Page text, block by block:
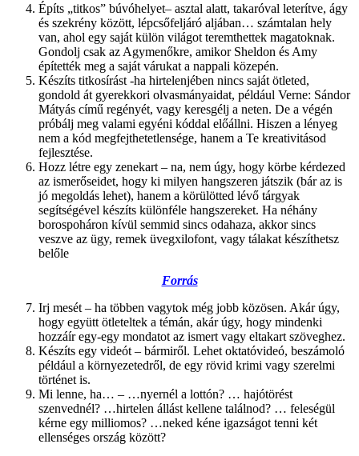
Építs „titkos” búvóhelyet– asztal alatt, takaróval leterítve, ágy
és szekrény között, lépcsőfeljáró aljában… számtalan hely
van, ahol egy saját külön világot teremthettek magatoknak.
Gondolj csak az Agymenőkre, amikor Sheldon és Amy
építették meg a saját várukat a nappali közepén.
Készíts titkosírást -ha hirtelenjében nincs saját ötleted,
gondold át gyerekkori olvasmányaidat, például Verne: Sándor
Mátyás című regényét, vagy keresgélj a neten. De a végén
próbálj meg valami egyéni kóddal előállni. Hiszen a lényeg
nem a kód megfejthetetlensége, hanem a Te kreativitásod
fejlesztése.
Hozz létre egy zenekart – na, nem úgy, hogy körbe kérdezed
az ismerőseidet, hogy ki milyen hangszeren játszik (bár az is
jó megoldás lehet), hanem a körülötted lévő tárgyak
segítségével készíts különféle hangszereket. Ha néhány
borospoháron kívül semmid sincs odahaza, akkor sincs
veszve az ügy, remek üvegxilofont, vagy tálakat készíthetsz
belőle
Forrás
Irj mesét – ha többen vagytok még jobb közösen. Akár úgy,
hogy együtt ötleteltek a témán, akár úgy, hogy mindenki
hozzáír egy-egy mondatot az ismert vagy eltakart szöveghez.
Készíts egy videót – bármiről. Lehet oktatóvideó, beszámoló
például a környezetedről, de egy rövid krimi vagy szerelmi
történet is.
Mi lenne, ha… – …nyernél a lottón? … hajótörést
szenvednél? …hirtelen állást kellene találnod? … feleségül
kérne egy milliomos? …neked kéne igazságot tenni két
ellenséges ország között?